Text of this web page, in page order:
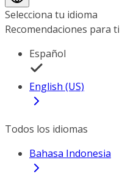
Selecciona tu idioma
Recomendaciones para ti
Español
English (US)
Todos los idiomas
Bahasa Indonesia